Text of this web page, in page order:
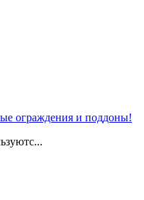
ограждения и поддоны!